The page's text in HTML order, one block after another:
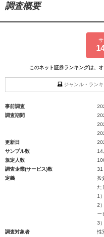
調査概要
このネット証券ランキングは、
ジャンル・ラン
事前調査
調査期間
更新日
サンプル数
規定人数
調査企業(サービス)数
31
定義
投
た
1
2
ー
3
調査対象者
性